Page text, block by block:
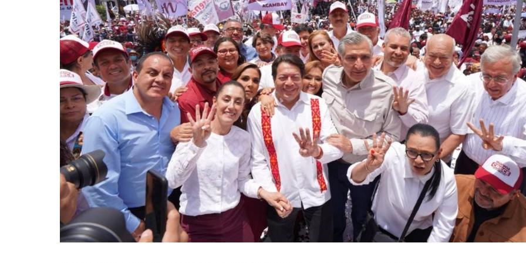
1 agosto, 2026
Santa Fe: pecadores sin
nombre
MÚSICA
31 julio, 2026
Time will be a healer: un lugar
donde el éxito no significa nada
SONOGRAFÍAS
8 agosto, 2026
Slightly Out of
Ligeramente
MÚSICA